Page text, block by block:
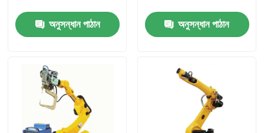
আমাদের সম্পর্কে
গুণমান নিয়ন্ত্রণ
আমাদের সাথে যোগাযোগ
অনুসন্ধান পাঠান অনুসন্ধান পাঠান